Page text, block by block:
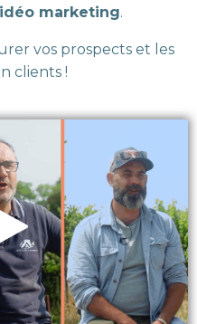
marketing.
vos prospects et les
clients !